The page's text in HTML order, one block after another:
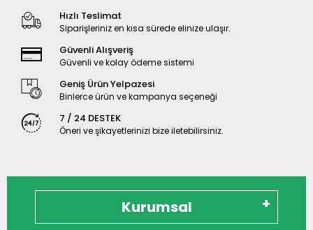
Hızlı Teslimat
Siparişleriniz en kısa sürede elinize ulaşır.
Güvenli Alışveriş
Güvenli ve kolay ödeme sistemi
Geniş Ürün Yelpazesi
Binlerce ürün ve kampanya seçeneği
7 / 24 DESTEK
Öneri ve şikayetlerinizi bize iletebilirsiniz.
Kurumsal